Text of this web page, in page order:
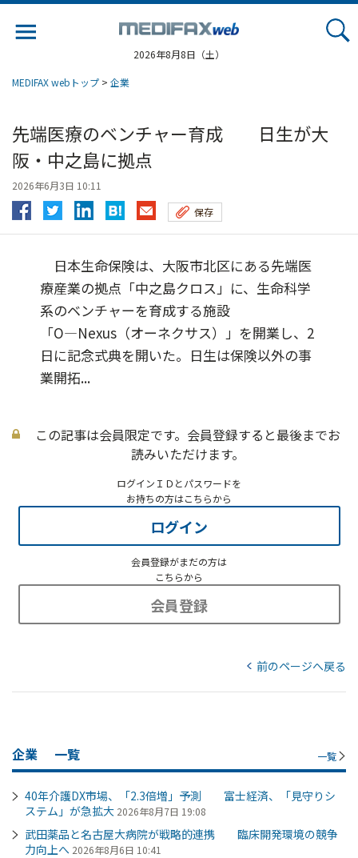
2026年8月8日（土）
MEDIFAX webトップ > 企業
先端医療のベンチャー育成 日生が大
阪・中之島に拠点
2026年6月3日 10:11
保存
日本生命保険は、大阪市北区にある先端医
療産業の拠点「中之島クロス」に、生命科学
系のベンチャーを育成する施設
「O―Nexus（オーネクサス）」を開業し、2
日に記念式典を開いた。日生は保険以外の事
業開拓...
この記事は会員限定です。会員登録すると最後までお
読みいただけます。
ログインＩＤとパスワードを
お持ちの方はこちらから
ログイン
会員登録がまだの方は
こちらから
会員登録
前のページへ戻る
企業 一覧 一覧
40年介護DX市場、「2.3倍増」予測 富士経済、「見守りシ
ステム」が急拡大 2026年8月7日 19:08
武田薬品と名古屋大病院が戦略的連携 臨床開発環境の競争
力向上へ 2026年8月6日 10:41